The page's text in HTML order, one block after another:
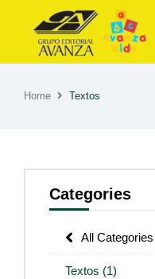
Home Textos
Categories
All Categories
Textos (1)